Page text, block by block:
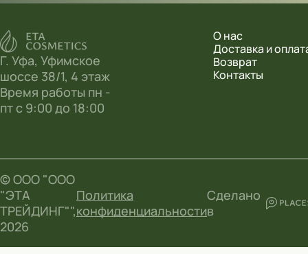
Г. Уфа, Уфимское
шоссе 38/1, 4 этаж
Время работы пн -
пт с 9:00 до 18:00
О нас
Доставка и
Возврат
Контакты
© ООО "ООО
"ЭТА
ТРЕЙДИНГ"",
2026
Политика
конфиденциальности
Сделано
в